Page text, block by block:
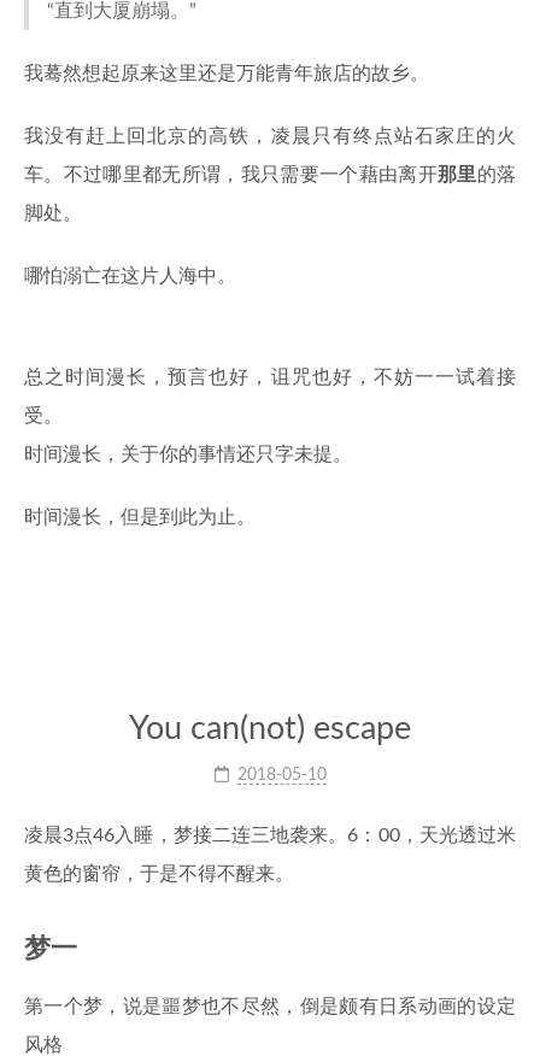
“直到大厦崩塌。”
我蓦然想起原来这里还是万能青年旅店的故乡。
我没有赶上回北京的高铁，凌晨只有终点站石家庄的火
车。不过哪里都无所谓，我只需要一个藉由离开那里的落
脚处。
哪怕溺亡在这片人海中。
总之时间漫长，预言也好，诅咒也好，不妨一一试着接
受。
时间漫长，关于你的事情还只字未提。
时间漫长，但是到此为止。
You can(not) escape
2018-05-10
凌晨3点46入睡，梦接二连三地袭来。6：00，天光透过米
黄色的窗帘，于是不得不醒来。
梦一
第一个梦，说是噩梦也不尽然，倒是颇有日系动画的设定
风格